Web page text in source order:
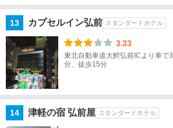
中
国
四
国
州
13 カプセルイン弘前 スタンダードホテル
3.33
東北自動車道大鰐弘前ICより車で
分、徒歩15分
14 津軽の宿 弘前屋 スタンダードホテル